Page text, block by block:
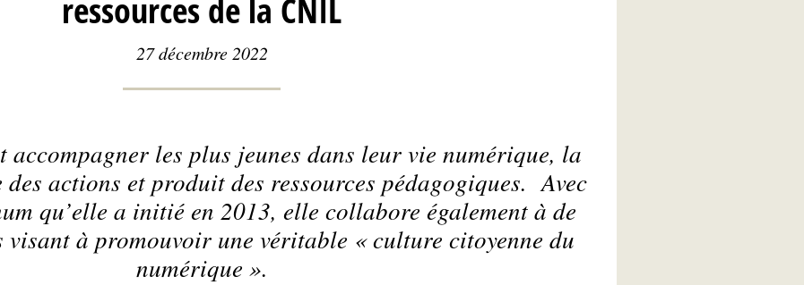
ressources de la CNIL
27 décembre 2022
accompagner les plus jeunes dans leur vie numérique, la
actions et produit des ressources pédagogiques. Avec
qu’elle a initié en 2013, elle collabore également à de
visant à promouvoir une véritable « culture citoyenne du
numérique ».